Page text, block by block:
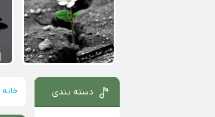
خانه دسته بندی